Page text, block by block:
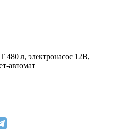
480 л, электронасос 12В,
автомат